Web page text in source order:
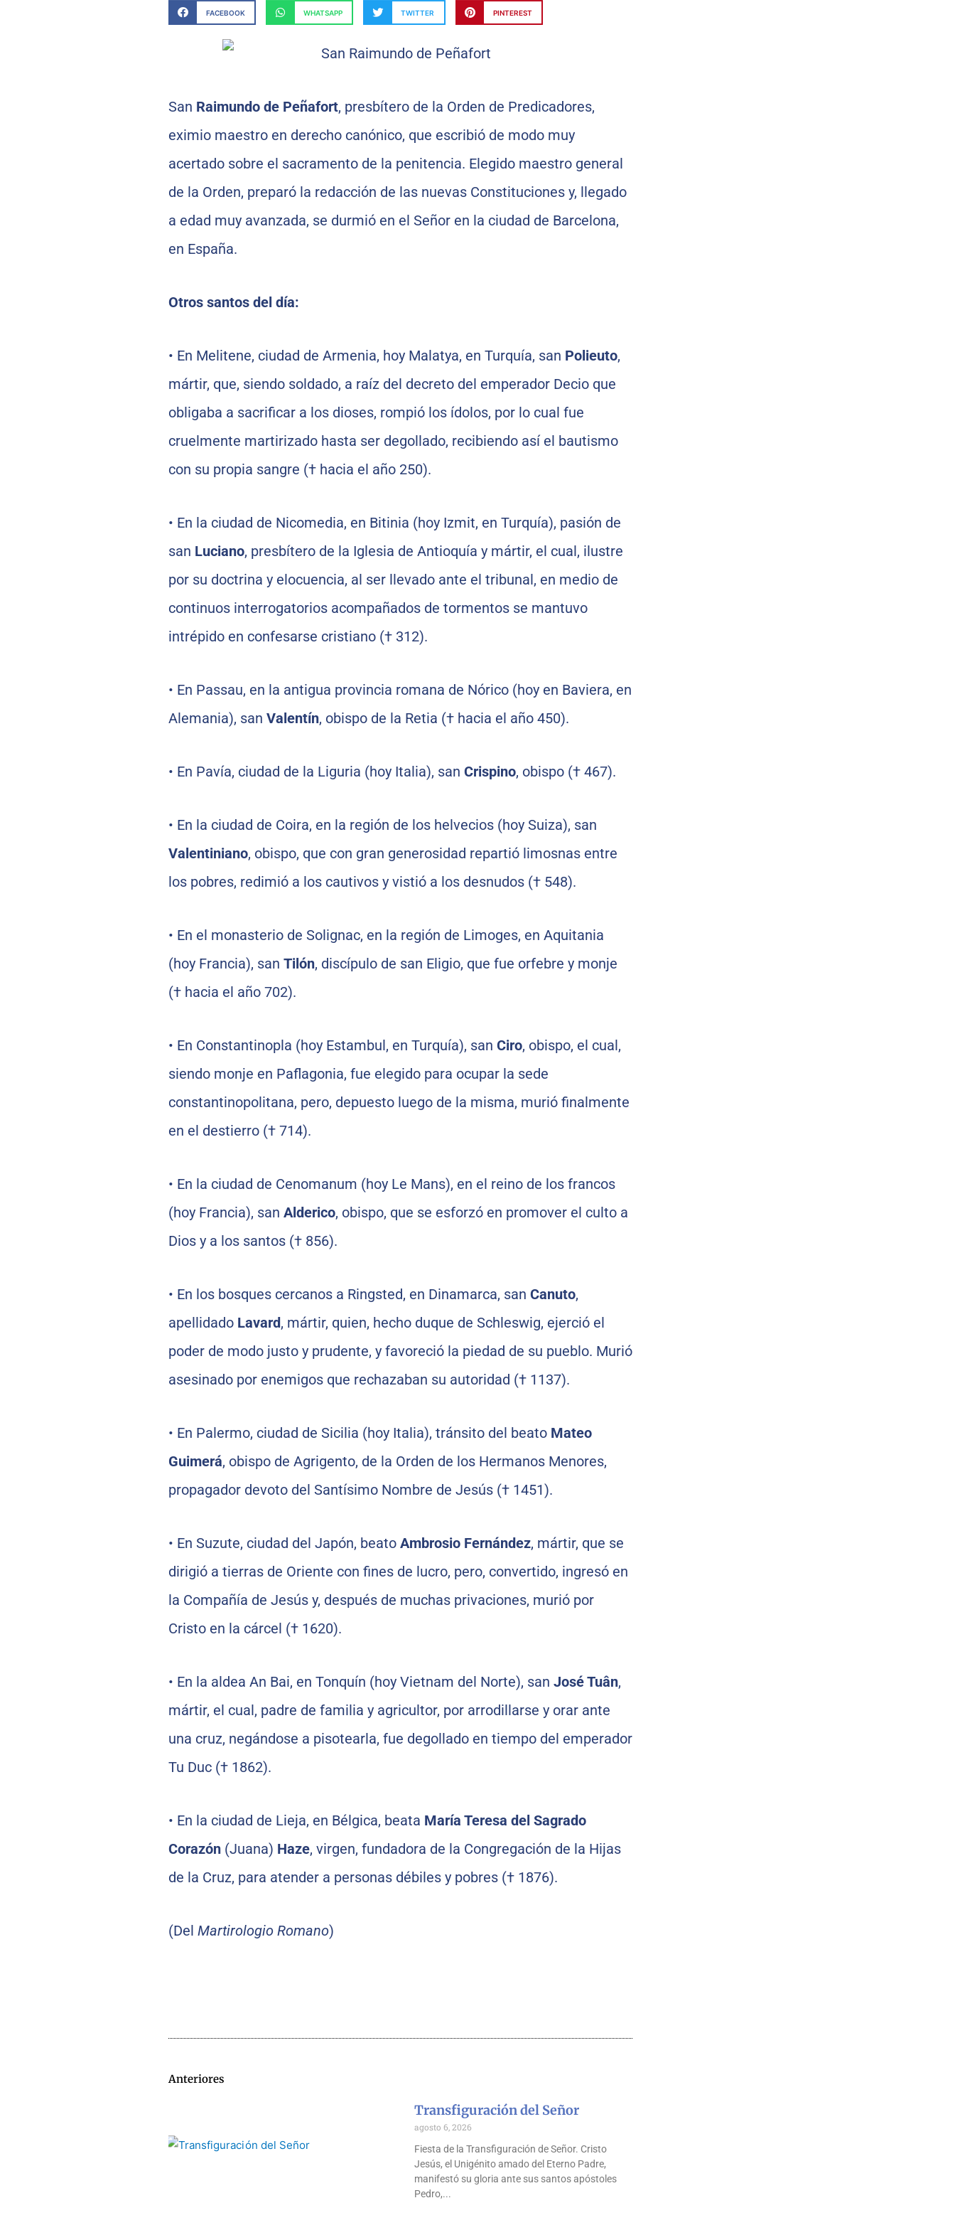
FACEBOOK WHATSAPP TWITTER PINTEREST
San Raimundo de Peñafort, presbítero de la Orden de Predicadores,
eximio maestro en derecho canónico, que escribió de modo muy
acertado sobre el sacramento de la penitencia. Elegido maestro general
de la Orden, preparó la redacción de las nuevas Constituciones y, llegado
a edad muy avanzada, se durmió en el Señor en la ciudad de Barcelona,
en España.
Otros santos del día:
• En Melitene, ciudad de Armenia, hoy Malatya, en Turquía, san Polieuto,
mártir, que, siendo soldado, a raíz del decreto del emperador Decio que
obligaba a sacrificar a los dioses, rompió los ídolos, por lo cual fue
cruelmente martirizado hasta ser degollado, recibiendo así el bautismo
con su propia sangre († hacia el año 250).
• En la ciudad de Nicomedia, en Bitinia (hoy Izmit, en Turquía), pasión de
san Luciano, presbítero de la Iglesia de Antioquía y mártir, el cual, ilustre
por su doctrina y elocuencia, al ser llevado ante el tribunal, en medio de
continuos interrogatorios acompañados de tormentos se mantuvo
intrépido en confesarse cristiano († 312).
• En Passau, en la antigua provincia romana de Nórico (hoy en Baviera, en
Alemania), san Valentín, obispo de la Retia († hacia el año 450).
• En Pavía, ciudad de la Liguria (hoy Italia), san Crispino, obispo († 467).
• En la ciudad de Coira, en la región de los helvecios (hoy Suiza), san
Valentiniano, obispo, que con gran generosidad repartió limosnas entre
los pobres, redimió a los cautivos y vistió a los desnudos († 548).
• En el monasterio de Solignac, en la región de Limoges, en Aquitania
(hoy Francia), san Tilón, discípulo de san Eligio, que fue orfebre y monje
(† hacia el año 702).
• En Constantinopla (hoy Estambul, en Turquía), san Ciro, obispo, el cual,
siendo monje en Paflagonia, fue elegido para ocupar la sede
constantinopolitana, pero, depuesto luego de la misma, murió finalmente
en el destierro († 714).
• En la ciudad de Cenomanum (hoy Le Mans), en el reino de los francos
(hoy Francia), san Alderico, obispo, que se esforzó en promover el culto a
Dios y a los santos († 856).
• En los bosques cercanos a Ringsted, en Dinamarca, san Canuto,
apellidado Lavard, mártir, quien, hecho duque de Schleswig, ejerció el
poder de modo justo y prudente, y favoreció la piedad de su pueblo. Murió
asesinado por enemigos que rechazaban su autoridad († 1137).
• En Palermo, ciudad de Sicilia (hoy Italia), tránsito del beato Mateo
Guimerá, obispo de Agrigento, de la Orden de los Hermanos Menores,
propagador devoto del Santísimo Nombre de Jesús († 1451).
• En Suzute, ciudad del Japón, beato Ambrosio Fernández, mártir, que se
dirigió a tierras de Oriente con fines de lucro, pero, convertido, ingresó en
la Compañía de Jesús y, después de muchas privaciones, murió por
Cristo en la cárcel († 1620).
• En la aldea An Bai, en Tonquín (hoy Vietnam del Norte), san José Tuân,
mártir, el cual, padre de familia y agricultor, por arrodillarse y orar ante
una cruz, negándose a pisotearla, fue degollado en tiempo del emperador
Tu Duc († 1862).
• En la ciudad de Lieja, en Bélgica, beata María Teresa del Sagrado
Corazón(Juana) Haze, virgen, fundadora de la Congregación de la Hijas
de la Cruz, para atender a personas débiles y pobres († 1876).
(Del Martirologio Romano)
Anteriores
Transfiguración del Señor
agosto 6, 2026
Fiesta de la Transfiguración de Señor. Cristo
Jesús, el Unigénito amado del Eterno Padre,
manifestó su gloria ante sus santos apóstoles
Pedro,